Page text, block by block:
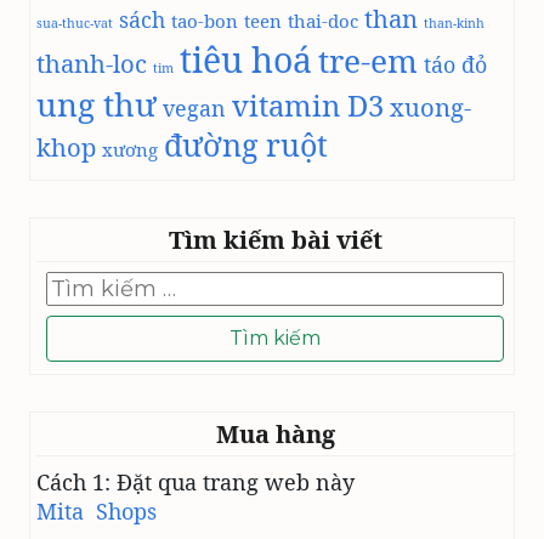
sua-thuc-vat sách tao-bon teen thai-doc than than-kinh
thanh-loc tim tiêu hoátre-em táo đỏ
ung thư vegan vitamin D3 xuong-
khop xương đường ruột
Tìm kiếm bài viết
Tìm
kiếm
cho:
Mua hàng
Cách 1: Đặt qua trang web này
Mita Shops